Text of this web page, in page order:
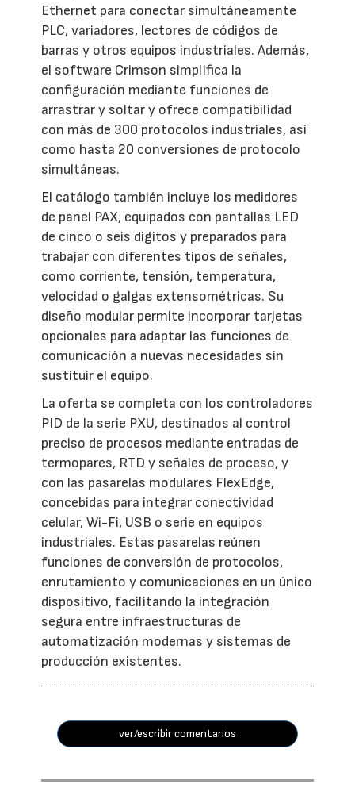
Ethernet para conectar simultáneamente
PLC, variadores, lectores de códigos de
barras y otros equipos industriales. Además,
el software Crimson simplifica la
configuración mediante funciones de
arrastrar y soltar y ofrece compatibilidad
con más de 300 protocolos industriales, así
como hasta 20 conversiones de protocolo
simultáneas.
El catálogo también incluye los medidores
de panel PAX, equipados con pantallas LED
de cinco o seis dígitos y preparados para
trabajar con diferentes tipos de señales,
como corriente, tensión, temperatura,
velocidad o galgas extensométricas. Su
diseño modular permite incorporar tarjetas
opcionales para adaptar las funciones de
comunicación a nuevas necesidades sin
sustituir el equipo.
La oferta se completa con los controladores
PID de la serie PXU, destinados al control
preciso de procesos mediante entradas de
termopares, RTD y señales de proceso, y
con las pasarelas modulares FlexEdge,
concebidas para integrar conectividad
celular, Wi-Fi, USB o serie en equipos
industriales. Estas pasarelas reúnen
funciones de conversión de protocolos,
enrutamiento y comunicaciones en un único
dispositivo, facilitando la integración
segura entre infraestructuras de
automatización modernas y sistemas de
producción existentes.
ver/escribir comentarios